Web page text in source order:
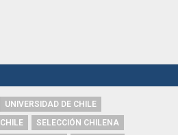
UNIVERSIDAD DE CHILE
CHILE
SELECCIÓN CHILENA